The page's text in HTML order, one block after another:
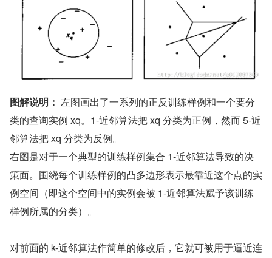
图解说明： 左图画出了一系列的正反训练样例和一个要分
类的查询实例 xq。1-近邻算法把 xq 分类为正例，然而 5-近
邻算法把 xq 分类为反例。
右图是对于一个典型的训练样例集合 1-近邻算法导致的决
策面。围绕每个训练样例的凸多边形表示最靠近这个点的实
例空间（即这个空间中的实例会被 1-近邻算法赋予该训练
样例所属的分类）。
对前面的 k-近邻算法作简单的修改后，它就可被用于逼近连